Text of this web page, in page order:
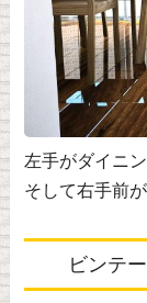
左手がダイニ
そして右手前
ビンテ